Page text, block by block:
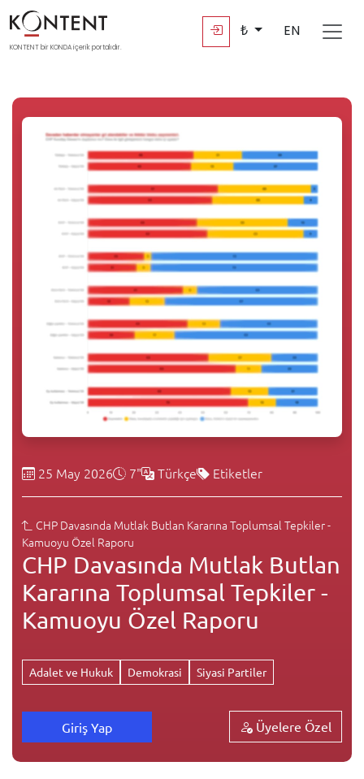
KONTENT bir KONDA içerik portalıdır.
₺ EN
25 May 2026 7" Türkçe Etiketler
CHP Davasında Mutlak Butlan Kararına Toplumsal Tepkiler -
Kamuoyu Özel Raporu
CHP Davasında Mutlak Butlan
Kararına Toplumsal Tepkiler -
Kamuoyu Özel Raporu
Adalet ve Hukuk Demokrasi Siyasi Partiler
Giriş Yap Üyelere Özel